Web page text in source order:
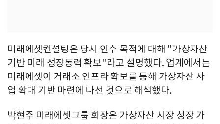
미래에셋컨설팅은 당시 인수 목적에 대해 "가상자산
기반 미래 성장동력 확보"라고 설명했다. 업계에서는
미래에셋이 거래소 인프라 확보를 통해 가상자산 사
업 확대 기반 마련에 나선 것으로 해석했다.
박현주 미래에셋그룹 회장은 가상자산 시장 성장 가